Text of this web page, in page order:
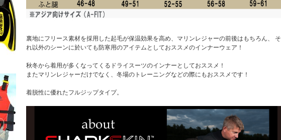
裏地にフリース素材を採用した起毛が保温効果を高め、マリンレジャーの前後はもちろん、 そ
れ以外のシーンに於いても防寒用のアイテムとしておススメのインナーウェア！
秋冬から着用が多くなってくるドライスーツのインナーとしておススメ！
またマリンレジャーだけでなく、冬場のトレーニングなどの際にもおススメです！
着脱性に優れたフルジップタイプ。